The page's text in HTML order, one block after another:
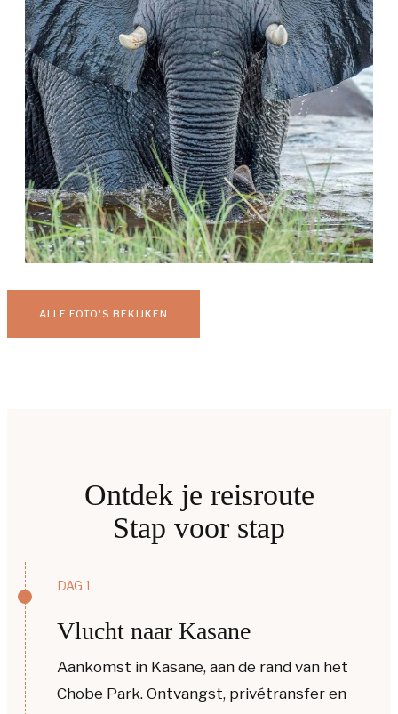
ALLE FOTO'S BEKIJKEN
Ontdek je reisroute
Stap voor stap
DAG 1
Vlucht naar Kasane
Aankomst in Kasane, aan de rand van het
Chobe Park. Ontvangst, privétransfer en